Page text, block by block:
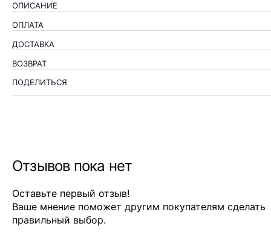
ОПИСАНИЕ
ОПЛАТА
ДОСТАВКА
ВОЗВРАТ
ПОДЕЛИТЬСЯ
Отзывов пока нет
Оставьте первый отзыв!
Ваше мнение поможет другим покупателям сделать
правильный выбор.